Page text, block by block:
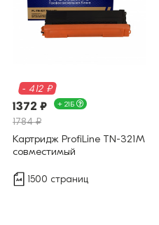
- 412 ₽
1372 ₽ + 21Б
1784 ₽
Картридж ProfiLine TN-321M
совместимый
1500 страниц